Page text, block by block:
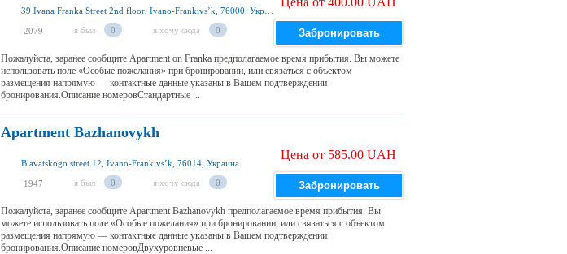
2079 я был 0 я хочу сюда 0 Забронировать
Пожалуйста, заранее сообщите Apartment on Franka предполагаемое время прибытия. Вы можете
использовать поле «Особые пожелания» при бронировании, или связаться с объектом
размещения напрямую — контактные данные указаны в Вашем подтверждении
бронирования.Описание номеровСтандартные ...
Apartment Bazhanovykh
Blavatskogo street 12, Ivano-Frankivsʼk, 76014, Украина
1947 я был 0 я хочу сюда 0
Цена от 585.00 UAH
Забронировать
Пожалуйста, заранее сообщите Apartment Bazhanovykh предполагаемое время прибытия. Вы
можете использовать поле «Особые пожелания» при бронировании, или связаться с объектом
размещения напрямую — контактные данные указаны в Вашем подтверждении
бронирования.Описание номеровДвухуровневые ...